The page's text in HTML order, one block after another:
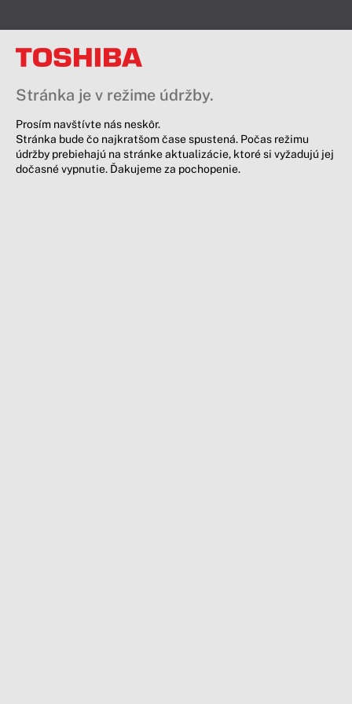
Stránka je v režime údržby.
Prosím navštívte nás neskôr.
Stránka bude čo najkratšom čase spustená. Počas režimu
údržby prebiehajú na stránke aktualizácie, ktoré si vyžadujú jej
dočasné vypnutie. Ďakujeme za pochopenie.